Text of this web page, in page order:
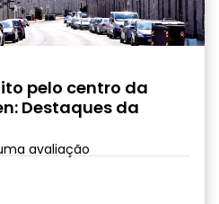
pelo centro da
Destaques da
avaliação